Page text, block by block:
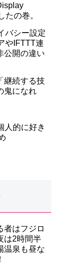
たの巻。
バシー設定
やIFTTT連
公開の違い
継続する技
鬼になれ
人的に好き
者はフジロ
は2時間半
温泉も昼な